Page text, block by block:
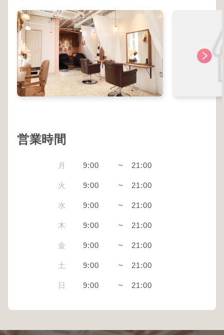
営業時間
月 9:00 ~ 21:00
火 9:00 ~ 21:00
水 9:00 ~ 21:00
木 9:00 ~ 21:00
金 9:00 ~ 21:00
土 9:00 ~ 21:00
日 9:00 ~ 21:00